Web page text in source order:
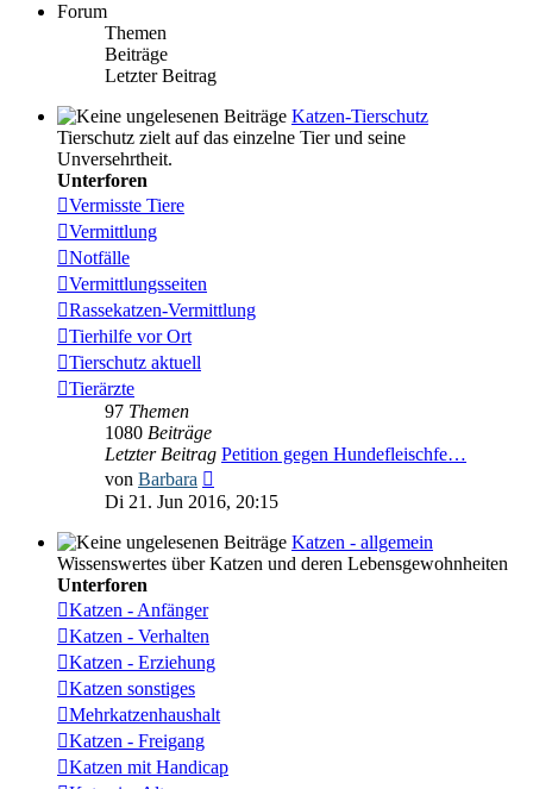
Forum
Themen
Beiträge
Letzter Beitrag
Katzen-Tierschutz
Tierschutz zielt auf das einzelne Tier und seine
Unversehrtheit.
Unterforen
Vermisste Tiere
Vermittlung
Notfälle
Vermittlungsseiten
Rassekatzen-Vermittlung
Tierhilfe vor Ort
Tierschutz aktuell
Tierärzte
97 Themen
1080 Beiträge
Letzter Beitrag Petition gegen Hundefleischfe…
von Barbara
Beitrag
Di 21. Jun 2016, 20:15
Katzen - allgemein
Wissenswertes über Katzen und deren Lebensgewohnheiten
Unterforen
Katzen - Anfänger
Katzen - Verhalten
Katzen - Erziehung
Katzen sonstiges
Mehrkatzenhaushalt
Katzen - Freigang
Katzen mit Handicap